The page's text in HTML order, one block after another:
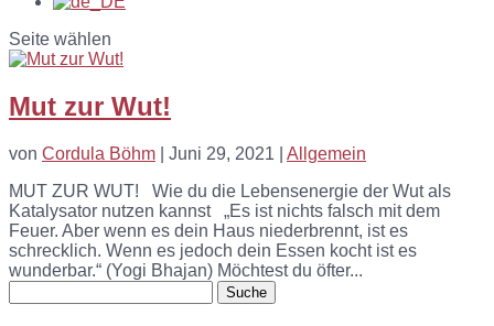
Seite wählen
Mut zur Wut!
von Cordula Böhm Juni 29, 2021
Allgemein
MUT ZUR WUT! Wie du die Lebensenergie der Wut als
Katalysator nutzen kannst „Es ist nichts falsch mit dem
Feuer. Aber wenn es dein Haus niederbrennt, ist es
schrecklich. Wenn es jedoch dein Essen kocht ist es
wunderbar.“ (Yogi Bhajan) Möchtest du öfter...
nach: